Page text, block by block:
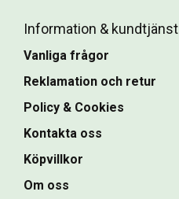
Information & kundtjänst
Vanliga frågor
Reklamation och retur
Policy & Cookies
Kontakta oss
Köpvillkor
Om oss